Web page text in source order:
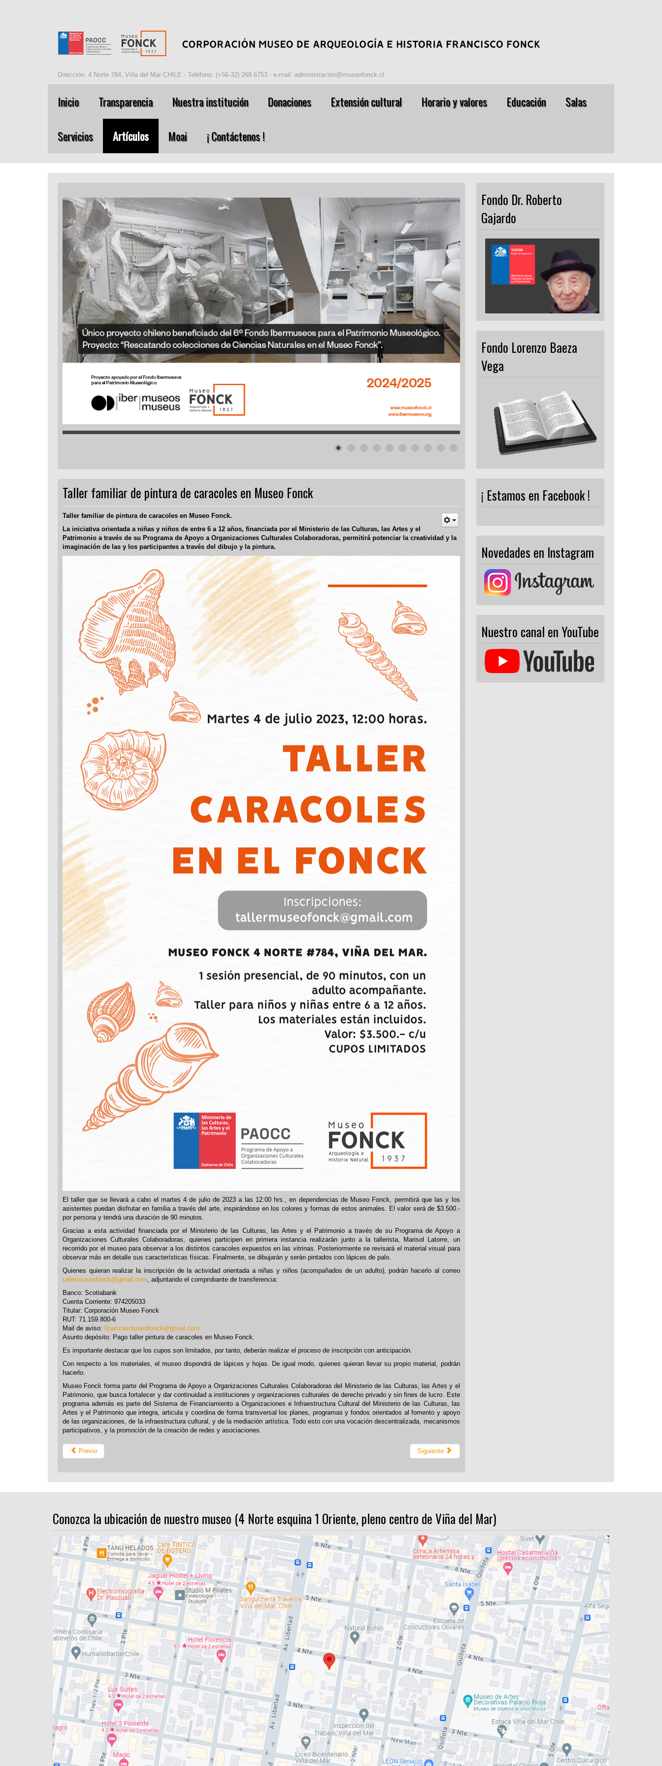
Dirección: 4 Norte 784, Viña del Mar CHILE - Teléfono: (+56-32) 268 6753 - e-mail: administracion@museofonck.cl
Inicio Transparencia Nuestra institución Donaciones Extensión cultural Horario y valores Educación Salas
Servicios Artículos Moai ¡ Contáctenos !
Taller familiar de pintura de caracoles en Museo Fonck
Taller familiar de pintura de caracoles en Museo Fonck.
La iniciativa orientada a niñas y niños de entre 6 a 12 años, financiada por el Ministerio de las Culturas, las Artes y el
Patrimonio a través de su Programa de Apoyo a Organizaciones Culturales Colaboradoras, permitirá potenciar la creatividad y la
imaginación de las y los participantes a través del dibujo y la pintura.
El taller que se llevará a cabo el martes 4 de julio de 2023 a las 12:00 hrs., en dependencias de Museo Fonck, permitirá que las y los
asistentes puedan disfrutar en familia a través del arte, inspirándose en los colores y formas de estos animales. El valor será de $3.500.-
por persona y tendrá una duración de 90 minutos.
Gracias a esta actividad financiada por el Ministerio de las Culturas, las Artes y el Patrimonio a través de su Programa de Apoyo a
Organizaciones Culturales Colaboradoras, quienes participen en primera instancia realizarán junto a la tallerista, Marisol Latorre, un
recorrido por el museo para observar a los distintos caracoles expuestos en las vitrinas. Posteriormente se revisará el material visual para
observar más en detalle sus características físicas. Finalmente, se dibujarán y serán pintados con lápices de palo.
Quienes quieran realizar la inscripción de la actividad orientada a niñas y niños (acompañados de un adulto), podrán hacerlo al correo
tallermuseofonck@gmail.com, adjuntando el comprobante de transferencia:
Banco: Scotiabank
Cuenta Corriente: 974205033
Titular: Corporación Museo Fonck
RUT: 71.159.800-6
Mail de aviso: finanzasmuseofonck@gmail.com
Asunto depósito: Pago taller pintura de caracoles en Museo Fonck.
Es importante destacar que los cupos son limitados, por tanto, deberán realizar el proceso de inscripción con anticipación.
Con respecto a los materiales, el museo dispondrá de lápices y hojas. De igual modo, quienes quieran llevar su propio material, podrán
hacerlo.
Museo Fonck forma parte del Programa de Apoyo a Organizaciones Culturales Colaboradoras del Ministerio de las Culturas, las Artes y el
Patrimonio, que busca fortalecer y dar continuidad a instituciones y organizaciones culturales de derecho privado y sin fines de lucro. Este
programa además es parte del Sistema de Financiamiento a Organizaciones e Infraestructura Cultural del Ministerio de las Culturas, las
Artes y el Patrimonio que integra, articula y coordina de forma transversal los planes, programas y fondos orientados al fomento y apoyo
de las organizaciones, de la infraestructura cultural, y de la mediación artística. Todo esto con una vocación descentralizada, mecanismos
participativos, y la promoción de la creación de redes y asociaciones.
Previo Siguiente
Fondo Dr. Roberto
Gajardo
Fondo Lorenzo Baeza
Vega
¡ Estamos en Facebook !
Novedades en Instagram
Nuestro canal en YouTube
Conozca la ubicación de nuestro museo (4 Norte esquina 1 Oriente, pleno centro de Viña del Mar)